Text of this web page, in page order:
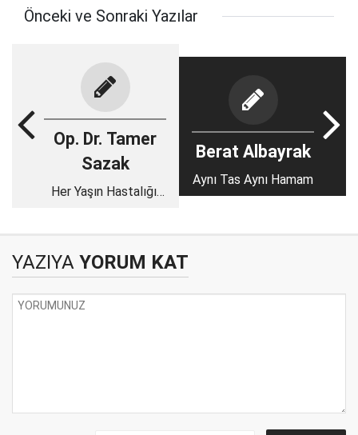
Önceki ve Sonraki Yazılar
Op. Dr. Tamer
Sazak
Her Yaşın Hastalığı:
Berat Albayrak
Aynı Tas Aynı Hamam
YAZIYA YORUM KAT